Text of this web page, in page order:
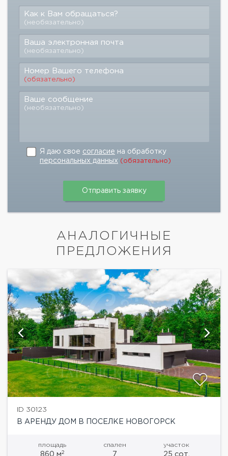
Как к Вам обращаться?
(необязательно)
Ваша электронная почта
(необязательно)
Номер Вашего телефона
(обязательно)
Ваше сообщение
(необязательно)
Я даю свое согласие на обработку
персональных данных (обязательно)
АНАЛОГИЧНЫЕ
ПРЕДЛОЖЕНИЯ
ID 30123
В АРЕНДУ ДОМ В ПОСЕЛКЕ НОВОГОРСК
площадь
860 м2
спален
7
участок
25 сот.